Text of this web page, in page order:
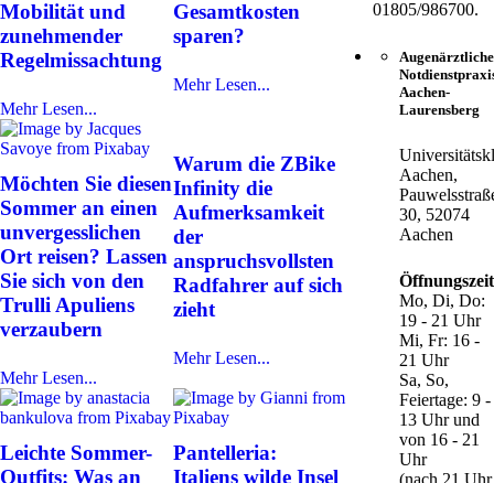
Mobilität und
zunehmender
Regelmissachtung
Mehr Lesen...
Gesamtkosten
sparen?
Mehr Lesen...
Möchten Sie diesen
Sommer an einen
unvergesslichen
Ort reisen? Lassen
Sie sich von den
Trulli Apuliens
verzaubern
Mehr Lesen...
Warum die ZBike
Infinity die
Aufmerksamkeit
der
anspruchsvollsten
Radfahrer auf sich
zieht
Mehr Lesen...
Leichte Sommer-
Outfits: Was an
Pantelleria:
Italiens wilde Insel
01805/986700.
Augenärztliche
Aachen-
Laurensberg
Aachen,
30, 52074
Aachen
Mo, Di, Do:
19 - 21 Uhr
Mi, Fr: 16 -
21 Uhr
Sa, So,
Feiertage: 9 -
13 Uhr und
von 16 - 21
Uhr
(nach 21 Uhr